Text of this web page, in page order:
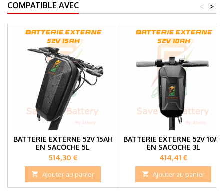
COMPATIBLE AVEC >
<
BATTERIE EXTERNE 52V 15AH
EN SACOCHE 5L
Prix
514,30 €
 Ajouter au panier
BATTERIE EXTERNE 52V 10AH
EN SACOCHE 3L
Prix
414,41 €
 Ajouter au panier